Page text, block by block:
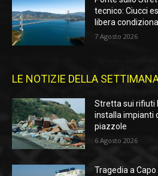
tecnico: Ciucci
libera
7 Agosto 2026
LE NOTIZIE DELLA
Stretta sui rifiuti
installa impianti
piazzole
6 Agosto 2026
Tragedia a